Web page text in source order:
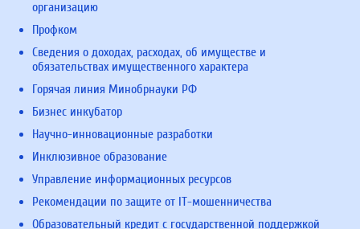
организацию
Профком
Сведения о доходах, расходах, об имуществе и
обязательствах имущественного характера
Горячая линия Минобрнауки РФ
Бизнес инкубатор
Научно-инновационные разработки
Инклюзивное образование
Управление информационных ресурсов
Рекомендации по защите от IT-мошенничества
Образовательный кредит с государственной поддержкой